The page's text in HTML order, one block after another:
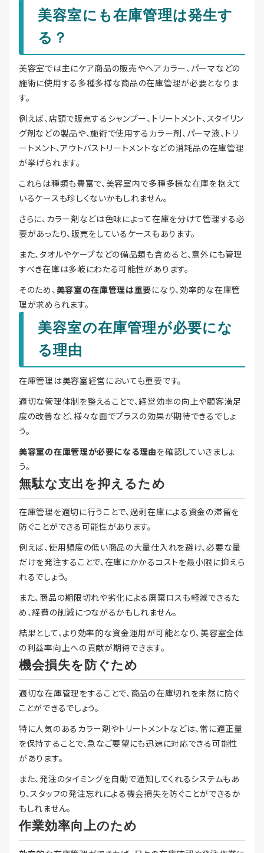
美容室にも在庫管理は発生す
る？
美容室では主にケア商品の販売やヘアカラー、パーマなどの
施術に使用する多種多様な商品の在庫管理が必要となりま
す。
例えば、店頭で販売するシャンプー、トリートメント、スタイリン
グ剤などの製品や、施術で使用するカラー剤、パーマ液、トリ
ートメント、アウトバストリートメントなどの消耗品の在庫管理
が挙げられます。
これらは種類も豊富で、美容室内で多種多様な在庫を抱えて
いるケースも珍しくないかもしれません。
さらに、カラー剤などは色味によって在庫を分けて管理する必
要があったり、販売をしているケースもあります。
また、タオルやケープなどの備品類も含めると、意外にも管理
すべき在庫は多岐にわたる可能性があります。
そのため、美容室の在庫管理は重要になり、効率的な在庫管
理が求められます。
美容室の在庫管理が必要にな
る理由
在庫管理は美容室経営においても重要です。
適切な管理体制を整えることで、経営効率の向上や顧客満足
度の改善など、様々な面でプラスの効果が期待できるでしょ
う。
美容室の在庫管理が必要になる理由を確認していきましょ
う。
無駄な支出を抑えるため
在庫管理を適切に行うことで、過剰在庫による資金の滞留を
防ぐことができる可能性があります。
例えば、使用頻度の低い商品の大量仕入れを避け、必要な量
だけを発注することで、在庫にかかるコストを最小限に抑えら
れるでしょう。
また、商品の期限切れや劣化による廃棄ロスも軽減できるた
め、経費の削減につながるかもしれません。
結果として、より効率的な資金運用が可能となり、美容室全体
の利益率向上への貢献が期待できます。
機会損失を防ぐため
適切な在庫管理をすることで、商品の在庫切れを未然に防ぐ
ことができるでしょう。
特に人気のあるカラー剤やトリートメントなどは、常に適正量
を保持することで、急なご要望にも迅速に対応できる可能性
があります。
また、発注のタイミングを自動で通知してくれるシステムもあ
り、スタッフの発注忘れによる機会損失を防ぐことができるか
もしれません。
作業効率向上のため